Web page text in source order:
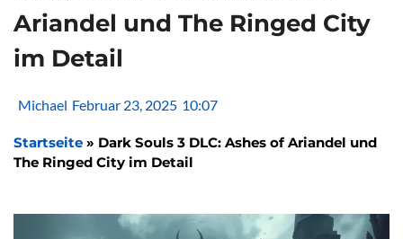
Ariandel und The Ringed City
im Detail
Michael Februar 23, 2025 10:07
Startseite » Dark Souls 3 DLC: Ashes of Ariandel und
The Ringed City im Detail